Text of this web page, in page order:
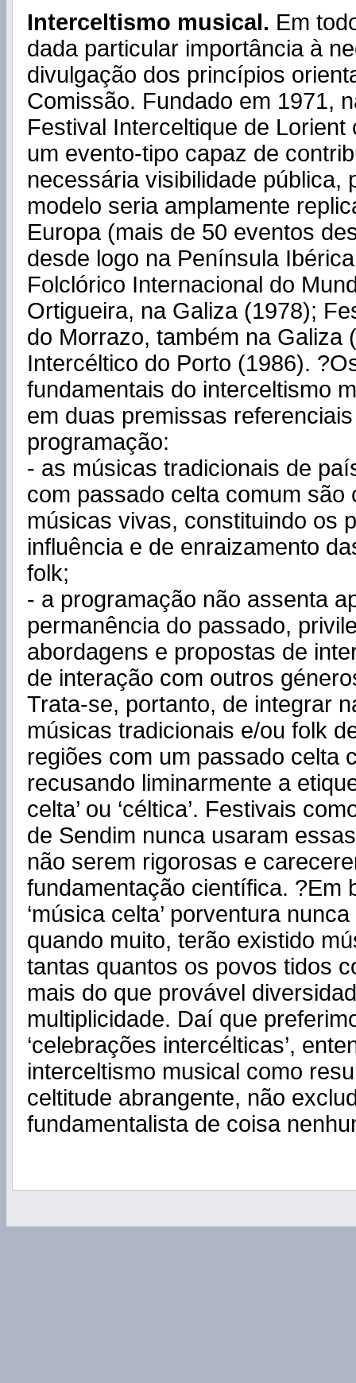
Interceltismo musical. Em
dada particular importância à
divulgação dos princípios
Comissão. Fundado em 1971,
Festival Interceltique de Lorient
um evento-tipo capaz de
necessária visibilidade pública,
modelo seria amplamente
Europa (mais de 50 eventos
desde logo na Península
Folclórico Internacional do
Ortigueira, na Galiza (1978);
do Morrazo, também na Galiza
Intercéltico do Porto (1986).
fundamentais do interceltismo
em duas premissas
programação:
- as músicas tradicionais de
com passado celta comum são
músicas vivas, constituindo os
influência e de enraizamento
folk;
- a programação não assenta
permanência do passado,
abordagens e propostas de
de interação com outros
Trata-se, portanto, de integrar
músicas tradicionais e/ou folk
regiões com um passado celta
recusando liminarmente a
celta’ ou ‘céltica’. Festivais
de Sendim nunca usaram
não serem rigorosas e
fundamentação científica. ?Em
‘música celta’ porventura
quando muito, terão existido
tantas quantos os povos tidos
mais do que provável
multiplicidade. Daí que
‘celebrações intercélticas’,
interceltismo musical como
celtitude abrangente, não
fundamentalista de coisa